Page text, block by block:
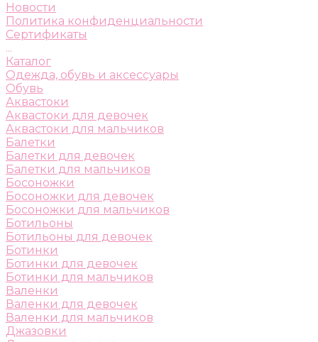
Новости
Политика конфиденциальности
Сертификаты
...
Каталог
Одежда, обувь и аксессуары
Обувь
Аквастоки
Аквастоки для девочек
Аквастоки для мальчиков
Балетки
Балетки для девочек
Балетки для мальчиков
Босоножки
Босоножки для девочек
Босоножки для мальчиков
Ботильоны
Ботильоны для девочек
Ботинки
Ботинки для девочек
Ботинки для мальчиков
Валенки
Валенки для девочек
Валенки для мальчиков
Джазовки